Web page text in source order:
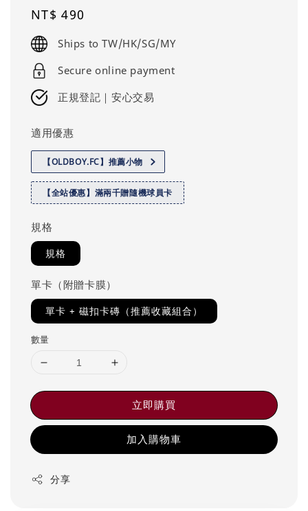
Regular
price
NT$ 490
Ships to TW/HK/SG/MY
Secure online payment
正規登記｜安心交易
適用優惠
【OLDBOY.FC】推薦小物
【全站優惠】滿兩千贈隨機球員卡
規格
規格
單卡（附贈卡膜）
單卡 + 磁扣卡磚（推薦收藏組合）
數量
立即購買
加入購物車
分享